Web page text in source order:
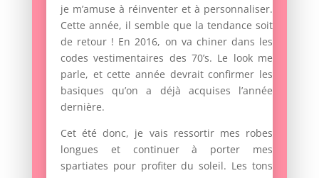
je m’amuse à réinventer et à personnaliser.
Cette année, il semble que la tendance soit
de retour ! En 2016, on va chiner dans les
codes vestimentaires des 70’s. Le look me
parle, et cette année devrait confirmer les
basiques qu’on a déjà acquises l’année
dernière.
Cet été donc, je vais ressortir mes robes
longues et continuer à porter mes
spartiates pour profiter du soleil. Les tons